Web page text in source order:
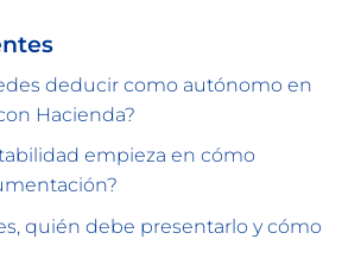
deducir como autónomo en
Hacienda?
empieza en cómo
quién debe presentarlo y cómo